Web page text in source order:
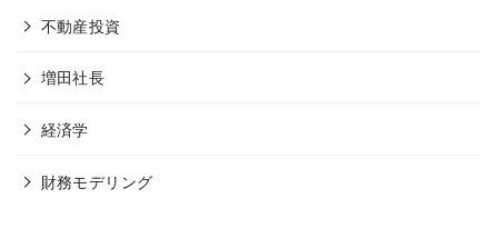
不動産投資
増田社長
経済学
財務モデリング